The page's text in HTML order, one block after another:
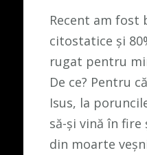
Recent am fost
citostatice și
rugat pentru
De ce? Pentru
Isus, la
să-și vină în
din moarte